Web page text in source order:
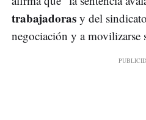
trabajadoras y del
negociación y a